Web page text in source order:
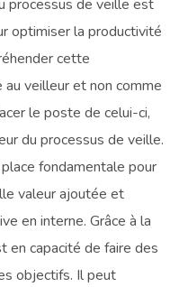
processus de veille est
optimiser la productivité
cette
veilleur et non comme
le poste de celui-ci,
du processus de veille.
place fondamentale pour
valeur ajoutée et
en interne. Grâce à la
en capacité de faire des
objectifs. Il peut